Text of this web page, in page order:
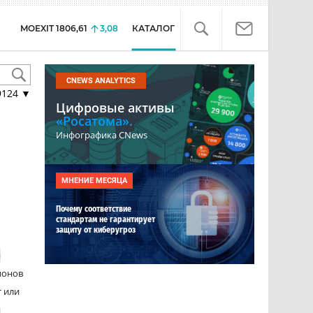
MOEXIT 1806,61 3,08 КАТАЛОГ
▼
или
CNEWS ANALYTICS
Цифровые активы
«Росатома».
Инфографика CNews
МНЕНИЕ МЕСЯЦА
Почему соответствие
стандартам не гарантирует
защиту от киберугроз